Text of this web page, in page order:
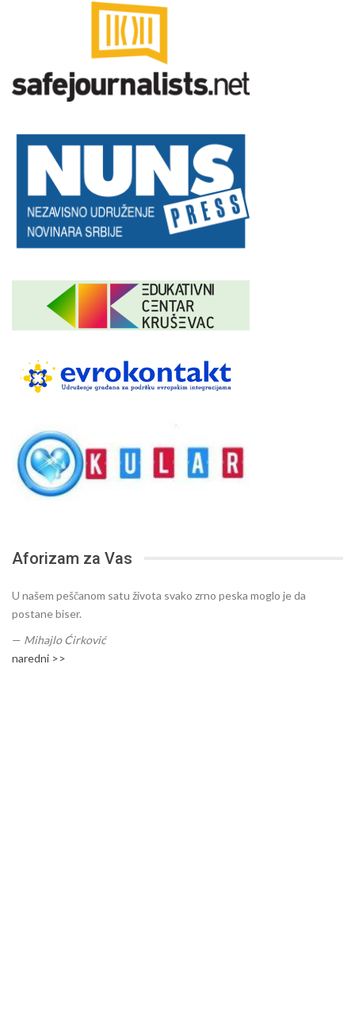
Aforizam za Vas
U našem peščanom satu života svako zrno peska moglo je da
postane biser.
— Mihajlo Ćirković
naredni >>